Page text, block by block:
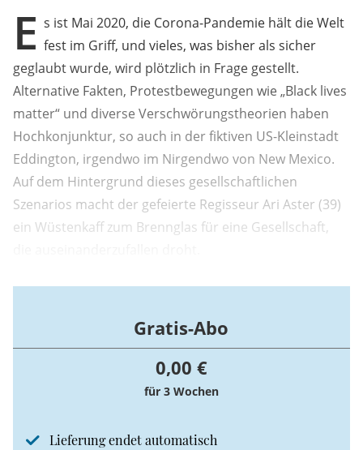
E s ist Mai 2020, die Corona-Pandemie hält die Welt
fest im Griff, und vieles, was bisher als sicher
geglaubt wurde, wird plötzlich in Frage gestellt.
Alternative Fakten, Protestbewegungen wie „Black lives
matter“ und diverse Verschwörungstheorien haben
Hochkonjunktur, so auch in der fiktiven US-Kleinstadt
Eddington, irgendwo im Nirgendwo von New Mexico.
Auf dem Hintergrund dieses gesellschaftlichen
Szenarios macht der gefeierte Regisseur Ari Aster (39)
ein Wüstenkaff zum Brennglas für eine Gesellschaft,
Gratis-Abo
0,00 €
für 3 Wochen
Lieferung endet automatisch